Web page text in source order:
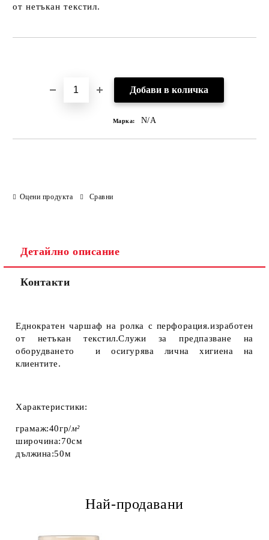
от нетъкан текстил.
Марка: N/A
Оцени продукта Сравни
Детайлно описание
Контакти
Еднократен чаршаф на ролка с перфорация.изработен
от нетъкан текстил.Служи за предпазване на
оборудването и осигурява лична хигиена на
клиентите.
Характеристики:
грамаж:40гр/м²
широчина:70см
дължина:50м
Най-продавани